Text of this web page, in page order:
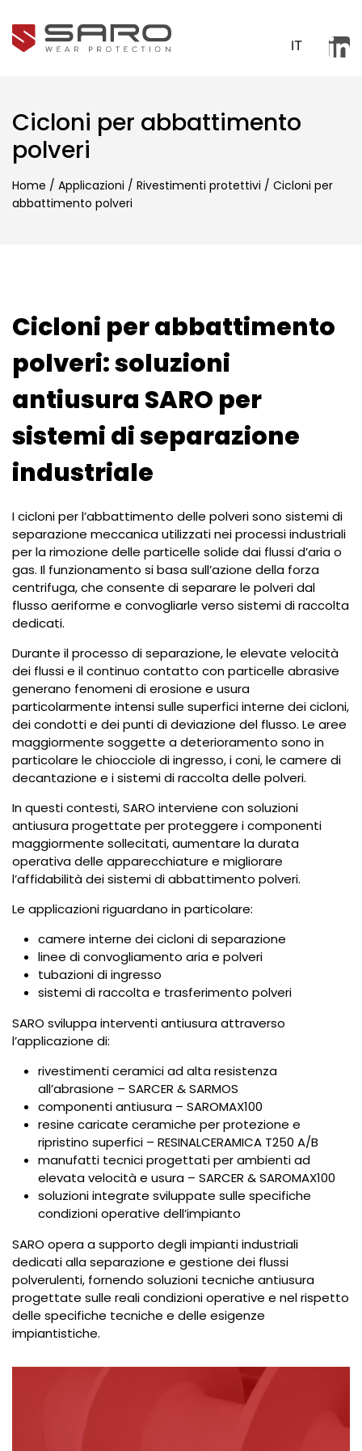
IT
Cicloni per abbattimento
polveri
Home / Applicazioni / Rivestimenti protettivi / Cicloni per
abbattimento polveri
Cicloni per abbattimento
polveri: soluzioni
antiusura SARO per
sistemi di separazione
industriale
I cicloni per l’abbattimento delle polveri sono sistemi di
separazione meccanica utilizzati nei processi industriali
per la rimozione delle particelle solide dai flussi d’aria o
gas. Il funzionamento si basa sull’azione della forza
centrifuga, che consente di separare le polveri dal
flusso aeriforme e convogliarle verso sistemi di raccolta
dedicati.
Durante il processo di separazione, le elevate velocità
dei flussi e il continuo contatto con particelle abrasive
generano fenomeni di erosione e usura
particolarmente intensi sulle superfici interne dei cicloni,
dei condotti e dei punti di deviazione del flusso. Le aree
maggiormente soggette a deterioramento sono in
particolare le chiocciole di ingresso, i coni, le camere di
decantazione e i sistemi di raccolta delle polveri.
In questi contesti, SARO interviene con soluzioni
antiusura progettate per proteggere i componenti
maggiormente sollecitati, aumentare la durata
operativa delle apparecchiature e migliorare
l’affidabilità dei sistemi di abbattimento polveri.
Le applicazioni riguardano in particolare:
camere interne dei cicloni di separazione
linee di convogliamento aria e polveri
tubazioni di ingresso
sistemi di raccolta e trasferimento polveri
SARO sviluppa interventi antiusura attraverso
l’applicazione di:
rivestimenti ceramici ad alta resistenza
all’abrasione – SARCER & SARMOS
componenti antiusura – SAROMAX100
resine caricate ceramiche per protezione e
ripristino superfici – RESINALCERAMICA T250 A/B
manufatti tecnici progettati per ambienti ad
elevata velocità e usura – SARCER & SAROMAX100
soluzioni integrate sviluppate sulle specifiche
condizioni operative dell’impianto
SARO opera a supporto degli impianti industriali
dedicati alla separazione e gestione dei flussi
polverulenti, fornendo soluzioni tecniche antiusura
progettate sulle reali condizioni operative e nel rispetto
delle specifiche tecniche e delle esigenze
impiantistiche.